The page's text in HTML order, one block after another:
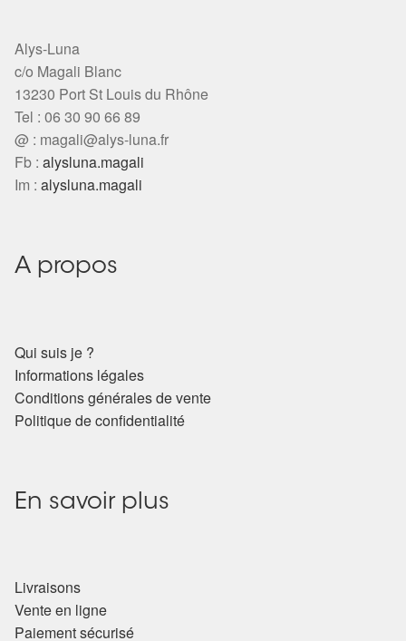
Alys-Luna
c/o Magali Blanc
13230 Port St Louis du Rhône
Tel : 06 30 90 66 89
@ : magali@alys-luna.fr
Fb : alysluna.magali
Im : alysluna.magali
A propos
Qui suis je ?
Informations légales
Conditions générales de vente
Politique de confidentialité
En savoir plus
Livraisons
Vente en ligne
Paiement sécurisé